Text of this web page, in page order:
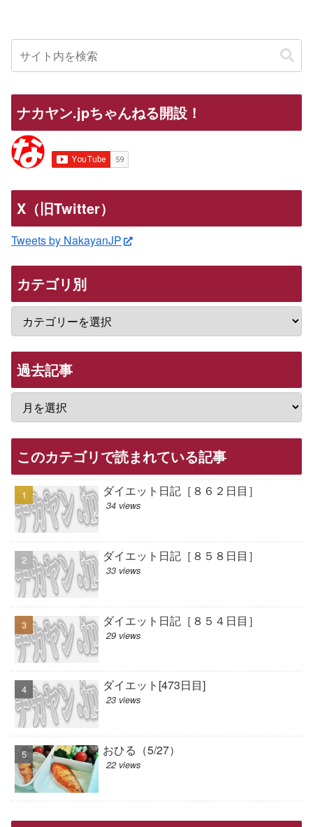
ナカヤン.jpちゃんねる開設！
X（旧Twitter）
Tweets by NakayanJP
カテゴリ別
過去記事
このカテゴリで読まれている記事
ダイエット日記［８６２日目］
34 views
ダイエット日記［８５８日目］
33 views
ダイエット日記［８５４日目］
29 views
ダイエット[473日目]
23 views
おひる（5/27）
22 views